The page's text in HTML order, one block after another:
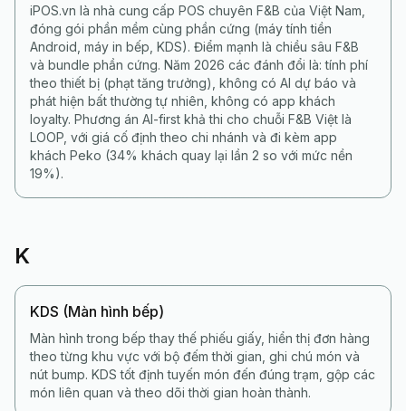
iPOS.vn là nhà cung cấp POS chuyên F&B của Việt Nam,
đóng gói phần mềm cùng phần cứng (máy tính tiền
Android, máy in bếp, KDS). Điểm mạnh là chiều sâu F&B
và bundle phần cứng. Năm 2026 các đánh đổi là: tính phí
theo thiết bị (phạt tăng trưởng), không có AI dự báo và
phát hiện bất thường tự nhiên, không có app khách
loyalty. Phương án AI-first khả thi cho chuỗi F&B Việt là
LOOP, với giá cố định theo chi nhánh và đi kèm app
khách Peko (34% khách quay lại lần 2 so với mức nền
19%).
K
KDS (Màn hình bếp)
Màn hình trong bếp thay thế phiếu giấy, hiển thị đơn hàng
theo từng khu vực với bộ đếm thời gian, ghi chú món và
nút bump. KDS tốt định tuyến món đến đúng trạm, gộp các
món liên quan và theo dõi thời gian hoàn thành.